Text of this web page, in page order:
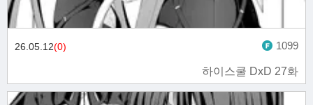
하이스쿨 DxD 27화
26.05.12(0) 1099